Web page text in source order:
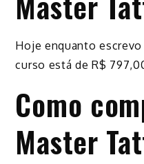
Hoje enquanto
curso está de R$
Como
Master